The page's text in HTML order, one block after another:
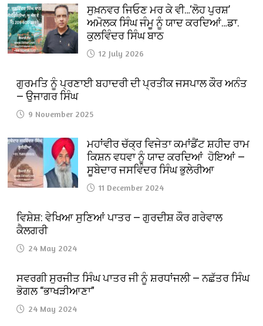
ਸੁਖ਼ਨਵਰ ਜਿਓਣ ਮਰ ਕੇ ਵੀ…‘ਲੋਹ ਪੁਰਸ਼’
ਅਮੋਲਕ ਸਿੰਘ ਜੰਮੂ ਨੂੰ ਯਾਦ ਕਰਦਿਆਂ…ਡਾ.
ਕੁਲਵਿੰਦਰ ਸਿੰਘ ਬਾਠ
12 July 2026
ਗੁਰਮਤਿ ਨੂੰ ਪ੍ਰਣਾਈ ਬਹਾਦਰੀ ਦੀ ਪ੍ਰਤੀਕ ਜਸਪਾਲ ਕੌਰ ਅਨੰਤ
— ਉਜਾਗਰ ਸਿੰਘ
9 November 2025
ਮਹਾਂਵੀਰ ਚੱਕ੍ਰ ਵਿਜੇਤਾ ਕਮਾਂਡੈਂਟ ਸ਼ਹੀਦ ਰਾਮ
ਕਿਸ਼ਨ ਵਧਵਾ ਨੂੰ ਯਾਦ ਕਰਦਿਆਂ ਹੋਇਆਂ —
ਸੂਬੇਦਾਰ ਜਸਵਿੰਦਰ ਸਿੰਘ ਭੁਲੇਰੀਆ
11 December 2024
ਵਿਸ਼ੇਸ਼: ਵੇਖਿਆ ਸੁਣਿਆਂ ਪਾਤਰ — ਗੁਰਦੀਸ਼ ਕੌਰ ਗਰੇਵਾਲ
ਕੈਲਗਰੀ
24 May 2024
ਸਵਰਗੀ ਸੁਰਜੀਤ ਸਿੰਘ ਪਾਤਰ ਜੀ ਨੂੰ ਸ਼ਰਧਾਂਜਲੀ — ਨਛੱਤਰ ਸਿੰਘ
ਭੋਗਲ “ਭਾਖੜੀਆਣਾ”
24 May 2024